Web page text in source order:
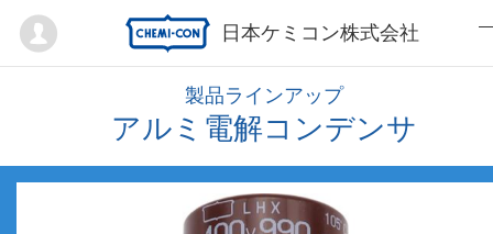
日本ケミコン株式会社
Mypage
製品ラインアップ
アルミ電解コンデンサ